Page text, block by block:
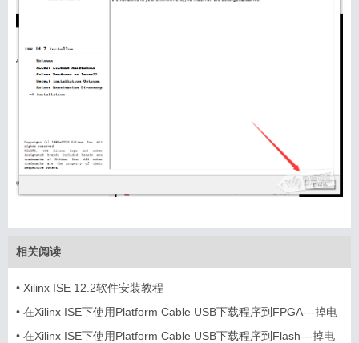
相关阅读
• Xilinx ISE 12.2软件安装教程
• 在Xilinx ISE下使用Platform Cable USB下载程序到FPGA---掉电
丢失
• 在Xilinx ISE下使用Platform Cable USB下载程序到Flash---掉电